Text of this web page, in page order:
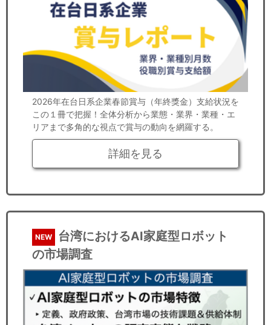
2026年在台日系企業春節賞与（年終獎金）支給状況を
この１冊で把握！全体分析から業態・業界・業種・エ
リアまで多角的な視点で賞与の動向を網羅する。
詳細を見る
NEW
台湾におけるAI家庭型ロボット
の市場調査